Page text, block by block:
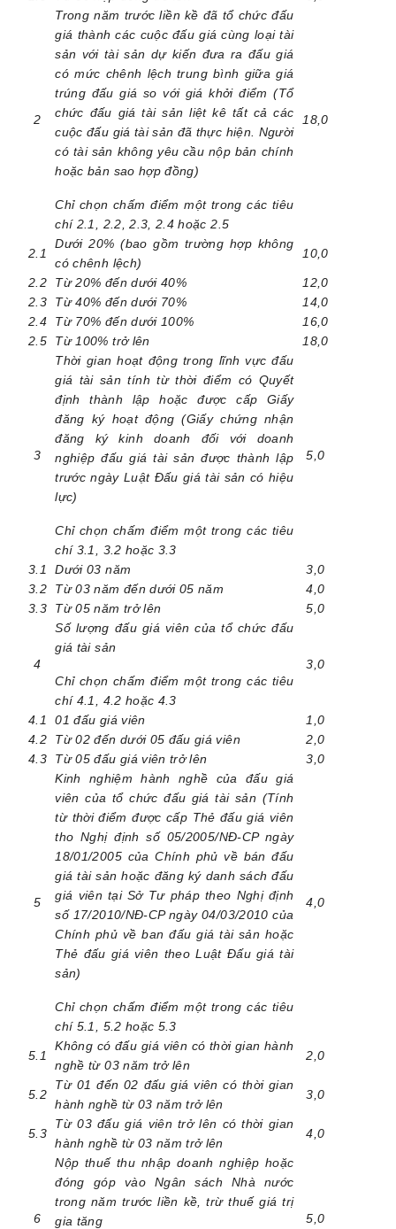
2
Trong năm trước liền kề đã tổ chức đấu
giá thành các cuộc đấu giá cùng loại tài
sản với tài sản dự kiến đưa ra đấu giá
có mức chênh lệch trung bình giữa giá
trúng đấu giá so với giá khởi điểm (Tổ
chức đấu giá tài sản liệt kê tất cả các
cuộc đấu giá tài sản đã thực hiện. Người
có tài sản không yêu cầu nộp bản chính
hoặc bản sao hợp đồng)
Chỉ chọn chấm điểm một trong các tiêu
chí 2.1, 2.2, 2.3, 2.4 hoặc 2.5
18,0
2.1
Dưới 20% (bao gồm trường hợp không
có chênh lệch)
10,0
2.2 Từ 20% đến dưới 40%
12,0
2.3
Từ 40% đến dưới 70%
14,0
2.4
Từ 70% đến dưới 100%
16,0
2.5
Từ 100% trở lên 18,0
3
Thời gian hoạt động trong lĩnh vực đấu
giá tài sản tính từ thời điểm có Quyết
định thành lập hoặc được cấp Giấy
đăng ký hoạt động (Giấy chứng nhận
đăng ký kinh doanh đối với doanh
nghiệp đấu giá tài sản được thành lập
trước ngày Luật Đấu giá tài sản có hiệu
lực)
Chỉ chọn chấm điểm một trong các tiêu
chí 3.1, 3.2 hoặc 3.3
5,0
3.1 Dưới 03 năm
3,0
3.2
Từ 03 năm đến dưới 05 năm
4,0
3.3
Từ 05 năm trở lên 5,0
4
Số lượng đấu giá viên của tổ chức đấu
giá tài sản
Chỉ chọn chấm điểm một trong các tiêu
chí 4.1, 4.2 hoặc 4.3
3,0
4.1 01 đấu giá viên
1,0
4.2
Từ 02 đến dưới 05 đấu giá viên
2,0
4.3
Từ 05 đấu giá viên trở lên 3,0
5
Kinh nghiệm hành nghề của đấu giá
viên của tổ chức đấu giá tài sản (Tính
từ thời điểm được cấp Thẻ đấu giá viên
tho Nghị định số 05/2005/NĐ-CP ngày
18/01/2005 của Chính phủ về bán đấu
giá tài sản hoặc đăng ký danh sách đấu
giá viên tại Sở Tư pháp theo Nghị định
số 17/2010/NĐ-CP ngày 04/03/2010 của
Chính phủ về ban đấu giá tài sản hoặc
Thẻ đấu giá viên theo Luật Đấu giá tài
sản)
Chỉ chọn chấm điểm một trong các tiêu
chí 5.1, 5.2 hoặc 5.3
4,0
5.1
Không có đấu giá viên có thời gian hành
nghề từ 03 năm trở lên
2,0
5.2
Từ 01 đến 02 đấu giá viên có thời gian
hành nghề từ 03 năm trở lên
3,0
5.3
Từ 03 đấu giá viên trở lên có thời gian
hành nghề từ 03 năm trở lên
4,0
6
Nộp thuế thu nhập doanh nghiệp hoặc
đóng góp vào Ngân sách Nhà nước
trong năm trước liền kề, trừ thuế giá trị
gia tăng
5,0